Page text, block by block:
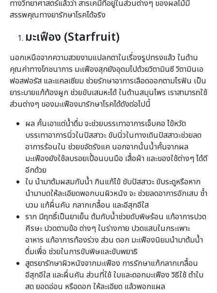
ทางวิทยาศาสตร์แล้วว่า สารเคมีที่อยู่ในส่วนต่างๆ ของผลไม้มี
สรรพคุณทางยารักษาโรคได้จริง
มะเฟือง (Starfruit)
นอกเหนือจากความสวยงามแปลกตาในเรื่องรูปทรงแล้ว ในด้าน
คุณค่าทางโภชนาการ มะเฟืองสุกยังอุดมไปด้วยวิตามินซี วิตามินเอ
ฟอสฟอรัส และแคลเซียม ช่วยรักษาอาการเลือดออกตามไรฟัน เป็น
ยาระบายแก้ท้องผูก ช่วยขับเสมหะได้ ในด้านสมุนไพร เราสามารถใช้
ส่วนต่างๆ ของมะเฟืองมารักษาโรคได้ดังต่อไปนี้
ผล คั้นเอาแต่น้ำดื่ม จะช่วยบรรเทาอาการเจ็บคอ ไข้หวัด
บรรเทาอาการนิ่วในปัสสาวะ ขับนิ่วในทางเดินปัสสาวะช่วยลด
อาการร้อนใน ช่วยขจัดรังแค นอกจากนั้นน้ำคั้นจากผล
มะเฟืองยังใช้ลบรอยเปื้อนบนมือ เสื้อผ้า และของใช้ต่างๆ ได้ดี
อีกด้วย
ใบ นำมาต้มผสมกับน้ำ กินแก้ไข้ ขับปัสสาวะ ขับระดูหรือหาก
นำมาบดให้ละเอียดพอกบนผิวหนัง จะ ช่วยลดอาการอักเสบ ช้ำ
บวม แก้ผื่นคัน กลากเกลื้อน และอีสุกอีใส
ราก มีฤทธิ์เป็นยาเย็น ต้มกับน้ำช่วยดับพิษร้อน แก้อาการปวด
ศีรษะ ปวดตามข้อ ต่างๆ ในร่างกาย ปวดแสบในกระเพาะ
อาหาร แก้อาการท้องร่วง ส่วน ดอก มะเฟืองนิยมนำมาต้มน้ำ
ดื่มเพื่อ ช่วยในการขับพิษและขับพยาธิ
สูตรยารักษาผิวหนังจากมะเฟือง การรักษาแก้กลากเกลื้อน
อีสุกอีใส และผื่นคัน ส่วนที่ใช้ ใบและดอกมะเฟือง วิธีใช้ ตำใบ
สด ยอดอ่อน หรือดอก ให้ละเอียด แล้วพอกแผล